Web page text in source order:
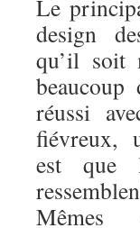
Le
design
qu’il soit
réussi
fiévreux,
est que
Mêmes